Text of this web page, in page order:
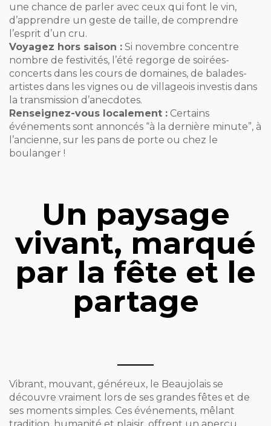
une chance de parler avec ceux qui font le vin,
d’apprendre un geste de taille, de comprendre
l’esprit d’un cru.
Voyagez hors saison : Si novembre concentre
nombre de festivités, l’été regorge de soirées-
concerts dans les cours de domaines, de balades-
artistes dans les vignes ou de villageois investis dans
la transmission d’anecdotes.
Renseignez-vous localement : Certains
événements sont annoncés “à la dernière minute”, à
l’ancienne, sur les pans de porte ou chez le
boulanger !
Un paysage
vivant, marqué
par la fête et le
partage
Vibrant, mouvant, généreux, le Beaujolais se
découvre vraiment lors de ses grandes fêtes et de
ses moments simples. Ces événements, mêlant